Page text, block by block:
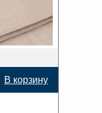
В корзину